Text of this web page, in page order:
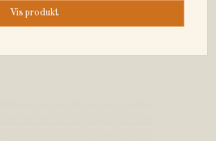
Vis produkt